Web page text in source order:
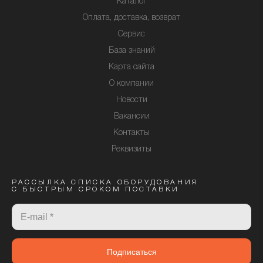
Оплата, доставка, возврат
Сервис
База знаний
Карта сайта
О компании
Новости
Вакансии
Контакты
Реквизиты
РАССЫЛКА СПИСКА ОБОРУДОВАНИЯ
С БЫСТРЫМ СРОКОМ ПОСТАВКИ
Подписаться